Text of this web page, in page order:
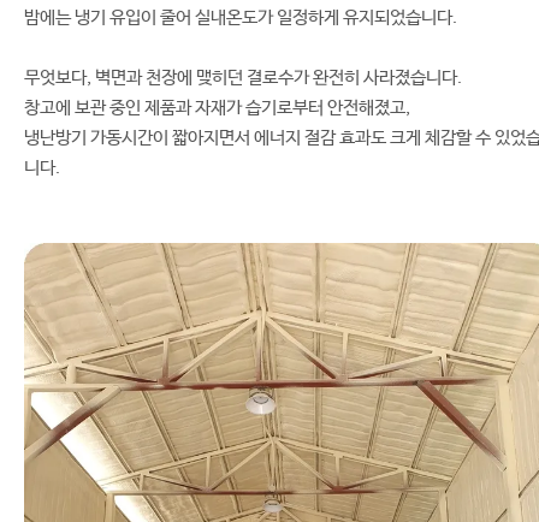
밤에는 냉기 유입이 줄어 실내온도가 일정하게 유지되었습니다.
무엇보다, 벽면과 천장에 맺히던 결로수가 완전히 사라졌습니다.
창고에 보관 중인 제품과 자재가 습기로부터 안전해졌고,
냉난방기 가동시간이 짧아지면서 에너지 절감 효과도 크게 체감할 수 있었
니다.